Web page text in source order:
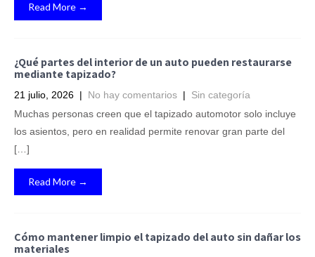
Read More →
¿Qué partes del interior de un auto pueden restaurarse
mediante tapizado?
21 julio, 2026 | No hay comentarios | Sin categoría
Muchas personas creen que el tapizado automotor solo incluye
los asientos, pero en realidad permite renovar gran parte del
[…]
Read More →
Cómo mantener limpio el tapizado del auto sin dañar los
materiales